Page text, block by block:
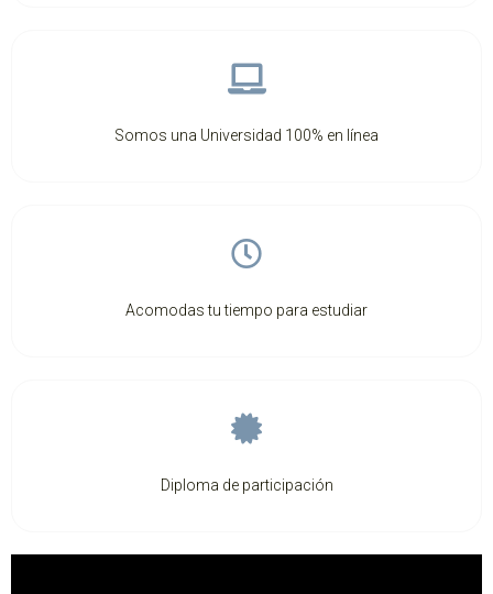
Somos una Universidad 100% en línea
Acomodas tu tiempo para estudiar
Diploma de participación